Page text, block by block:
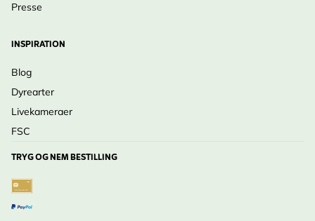
Presse
INSPIRATION
Blog
Dyrearter
Livekameraer
FSC
TRYG OG NEM BESTILLING